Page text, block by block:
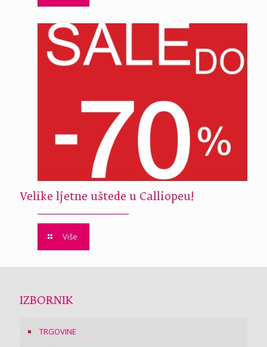
Velike ljetne uštede u Calliopeu!
Više
IZBORNIK
TRGOVINE